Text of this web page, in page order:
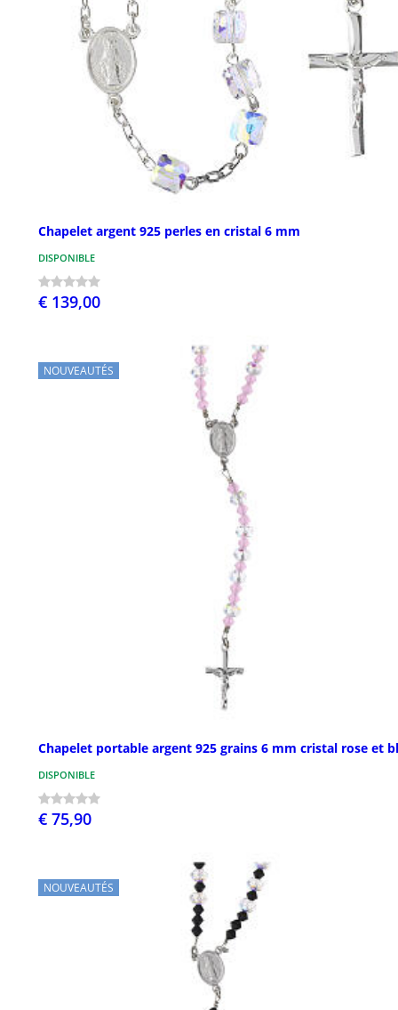
Chapelet argent 925 perles en cristal 6 mm
DISPONIBLE
€ 139,00
NOUVEAUTÉS
Chapelet portable argent 925 grains 6 mm cristal rose et
DISPONIBLE
€ 75,90
NOUVEAUTÉS